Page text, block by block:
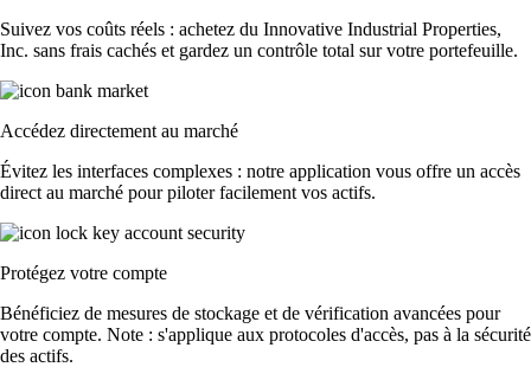
Suivez vos coûts réels : achetez du Innovative Industrial Properties,
Inc. sans frais cachés et gardez un contrôle total sur votre portefeuille.
Accédez directement au marché
Évitez les interfaces complexes : notre application vous offre un accès
direct au marché pour piloter facilement vos actifs.
Protégez votre compte
Bénéficiez de mesures de stockage et de vérification avancées pour
votre compte. Note : s'applique aux protocoles d'accès, pas à la sécurité
des actifs.